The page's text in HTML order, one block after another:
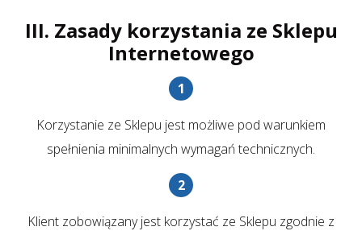
III. Zasady korzystania ze Sklepu
Internetowego
Korzystanie ze Sklepu jest możliwe pod warunkiem
spełnienia minimalnych wymagań technicznych.
Klient zobowiązany jest korzystać ze Sklepu zgodnie z